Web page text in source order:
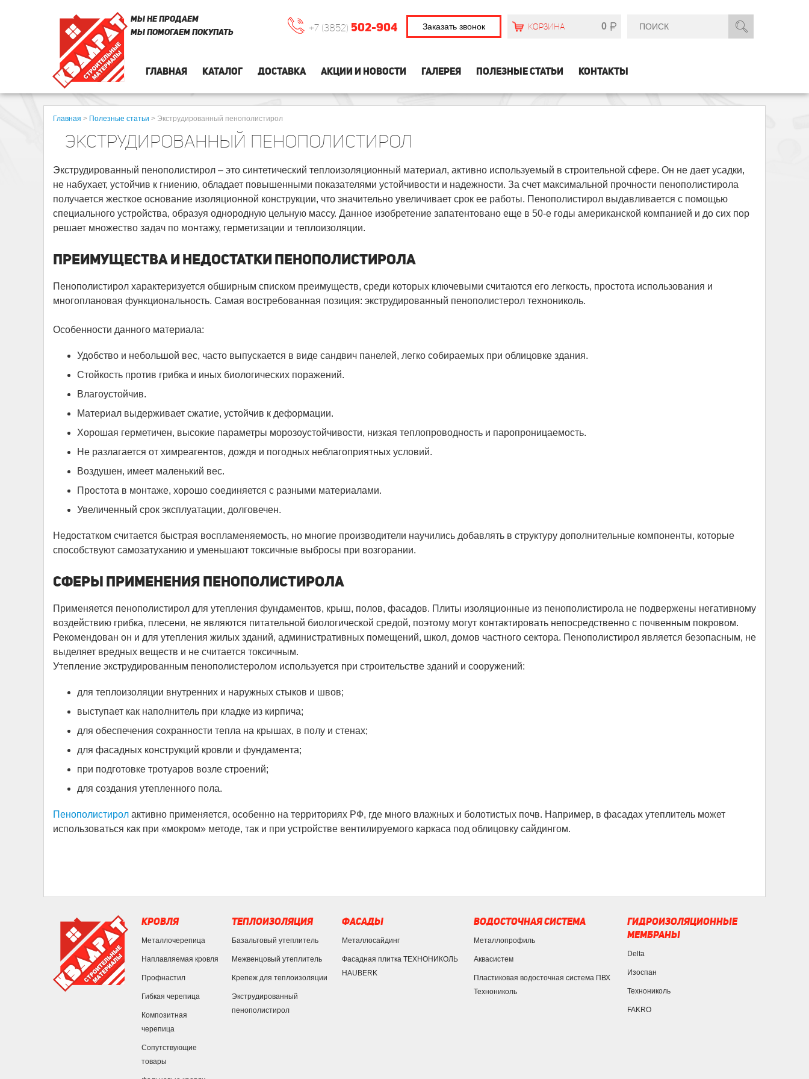
МЫ НЕ ПРОДАЕМ
МЫ ПОМОГАЕМ ПОКУПАТЬ
+7 (3852) 502-904 Заказать звонок КОРЗИНА 0
ГЛАВНАЯ КАТАЛОГ ДОСТАВКА АКЦИИ И НОВОСТИ ГАЛЕРЕЯ ПОЛЕЗНЫЕ СТАТЬИ КОНТАКТЫ
Главная > Полезные статьи > Экструдированный пенополистирол
ЭКСТРУДИРОВАННЫЙ ПЕНОПОЛИСТИРОЛ
Экструдированный пенополистирол – это синтетический теплоизоляционный материал, активно используемый в строительной сфере. Он не дает усадки,
не набухает, устойчив к гниению, обладает повышенными показателями устойчивости и надежности. За счет максимальной прочности пенополистирола
получается жесткое основание изоляционной конструкции, что значительно увеличивает срок ее работы. Пенополистирол выдавливается с помощью
специального устройства, образуя однородную цельную массу. Данное изобретение запатентовано еще в 50-е годы американской компанией и до сих пор
решает множество задач по монтажу, герметизации и теплоизоляции.
ПРЕИМУЩЕСТВА И НЕДОСТАТКИ ПЕНОПОЛИСТИРОЛА
Пенополистирол характеризуется обширным списком преимуществ, среди которых ключевыми считаются его легкость, простота использования и
многоплановая функциональность. Самая востребованная позиция: экструдированный пенополистерол технониколь.
Особенности данного материала:
Удобство и небольшой вес, часто выпускается в виде сандвич панелей, легко собираемых при облицовке здания.
Стойкость против грибка и иных биологических поражений.
Влагоустойчив.
Материал выдерживает сжатие, устойчив к деформации.
Хорошая герметичен, высокие параметры морозоустойчивости, низкая теплопроводность и паропроницаемость.
Не разлагается от химреагентов, дождя и погодных неблагоприятных условий.
Воздушен, имеет маленький вес.
Простота в монтаже, хорошо соединяется с разными материалами.
Увеличенный срок эксплуатации, долговечен.
Недостатком считается быстрая воспламеняемость, но многие производители научились добавлять в структуру дополнительные компоненты, которые
способствуют самозатуханию и уменьшают токсичные выбросы при возгорании.
СФЕРЫ ПРИМЕНЕНИЯ ПЕНОПОЛИСТИРОЛА
Применяется пенополистирол для утепления фундаментов, крыш, полов, фасадов. Плиты изоляционные из пенополистирола не подвержены негативному
воздействию грибка, плесени, не являются питательной биологической средой, поэтому могут контактировать непосредственно с почвенным покровом.
Рекомендован он и для утепления жилых зданий, административных помещений, школ, домов частного сектора. Пенополистирол является безопасным, не
выделяет вредных веществ и не считается токсичным.
Утепление экструдированным пенополистеролом используется при строительстве зданий и сооружений:
для теплоизоляции внутренних и наружных стыков и швов;
выступает как наполнитель при кладке из кирпича;
для обеспечения сохранности тепла на крышах, в полу и стенах;
для фасадных конструкций кровли и фундамента;
при подготовке тротуаров возле строений;
для создания утепленного пола.
Пенополистирол активно применяется, особенно на территориях РФ, где много влажных и болотистых почв. Например, в фасадах утеплитель может
использоваться как при «мокром» методе, так и при устройстве вентилируемого каркаса под облицовку сайдингом.
КРОВЛЯ
Металлочерепица
Наплавляемая кровля
Профнастил
Гибкая черепица
Композитная
черепица
Сопутствующие
товары
ТЕПЛОИЗОЛЯЦИЯ
Базальтовый утеплитель
Межвенцовый утеплитель
Крепеж для теплоизоляции
Экструдированный
пенополистирол
ФАСАДЫ
Металлосайдинг
Фасадная плитка ТЕХНОНИКОЛЬ
HAUBERK
ВОДОСТОЧНАЯ СИСТЕМА
Металлопрофиль
Аквасистем
Пластиковая водосточная система ПВХ
Технониколь
ГИДРОИЗОЛЯЦИОННЫЕ
МЕМБРАНЫ
Delta
Изоспан
Технониколь
FAKRO